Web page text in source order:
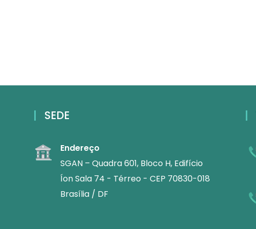
SEDE
Endereço
SGAN – Quadra 601, Bloco H, Edifício
Íon Sala 74 - Térreo - CEP 70830-018
Brasília / DF